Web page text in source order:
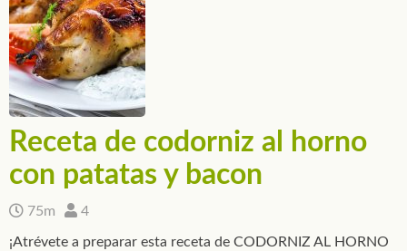
Receta de codorniz al horno
con patatas y bacon
75m 4
¡Atrévete a preparar esta receta de CODORNIZ AL HORNO